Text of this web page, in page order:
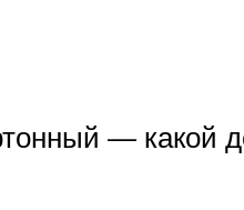
— какой